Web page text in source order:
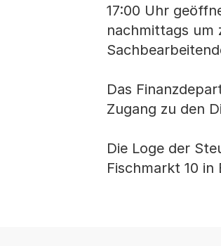
17:00 Uhr
nachmittags um
Das
Zugang zu den
Die Loge der
Fischmarkt 10 in